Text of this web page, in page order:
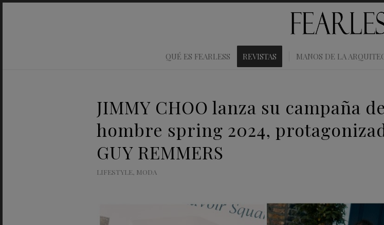
QUÉ ES FEARLESS REVISTAS MANOS DE LA
JIMMY CHOO lanza su campaña de
hombre spring 2024,
GUY REMMERS
LIFESTYLE, MODA